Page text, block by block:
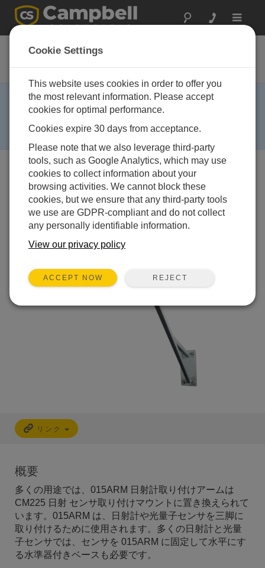
Toggle
015ARM
日射計 マウントアーム
Limited Availability ›
This product has limited availability. Some accessories,
replacement parts, or services may still be available
リンク
概要
多くの用途では、015ARM 日射計取り付けアームは
CM225 日射 センサ取り付けマウントに置き換えられて
います。015ARM は、日射計や光量子センサを三脚に
取り付けるために使用されます。多くの日射計と光量
子センサでは、センサを 015ARM に固定して水平にす
る水準器付きベースも必要です。
Cookie Settings
This website uses cookies in order to offer you
the most relevant information. Please accept
cookies for optimal performance.
Cookies expire 30 days from acceptance.
Please note that we also leverage third-party
tools, such as Google Analytics, which may use
cookies to collect information about your
browsing activities. We cannot block these
cookies, but we ensure that any third-party tools
we use are GDPR-compliant and do not collect
any personally identifiable information.
View our privacy policy
ACCEPT NOW REJECT